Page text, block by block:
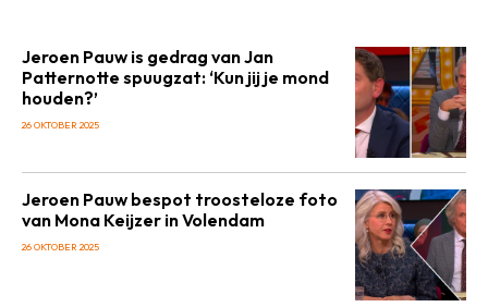
Jeroen Pauw is gedrag van Jan
Patternotte spuugzat: ‘Kun jij je mond
houden?’
26 OKTOBER 2025
Jeroen Pauw bespot troosteloze foto
van Mona Keijzer in Volendam
26 OKTOBER 2025